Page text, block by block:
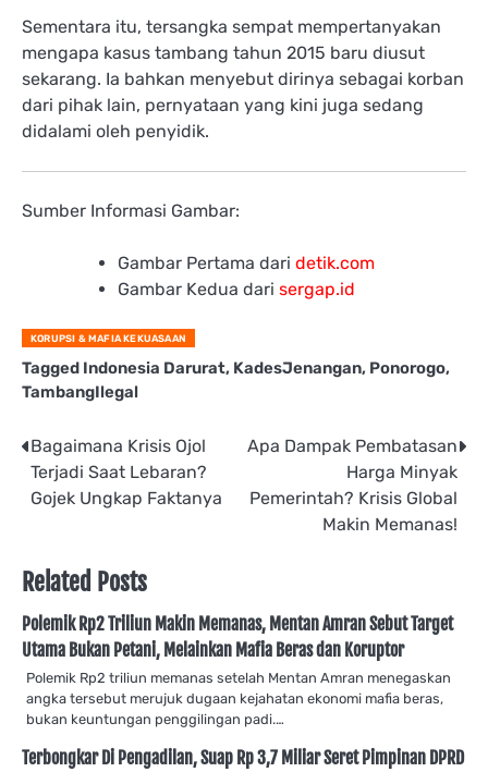
Sementara itu, tersangka sempat mempertanyakan
mengapa kasus tambang tahun 2015 baru diusut
sekarang. Ia bahkan menyebut dirinya sebagai korban
dari pihak lain, pernyataan yang kini juga sedang
didalami oleh penyidik.
Sumber Informasi Gambar:
Gambar Pertama dari detik.com
Gambar Kedua dari sergap.id
KORUPSI & MAFIA KEKUASAAN
Tagged Indonesia Darurat, KadesJenangan, Ponorogo,
TambangIlegal
Post
navigation
Bagaimana Krisis Ojol
Terjadi Saat Lebaran?
Gojek Ungkap Faktanya
Apa Dampak Pembatasan
Harga Minyak
Pemerintah? Krisis Global
Makin Memanas!
Related Posts
Polemik Rp2 Triliun Makin Memanas, Mentan Amran Sebut Target
Utama Bukan Petani, Melainkan Mafia Beras dan Koruptor
Polemik Rp2 triliun memanas setelah Mentan Amran menegaskan
angka tersebut merujuk dugaan kejahatan ekonomi mafia beras,
bukan keuntungan penggilingan padi.…
Terbongkar Di Pengadilan, Suap Rp 3,7 Miliar Seret Pimpinan DPRD